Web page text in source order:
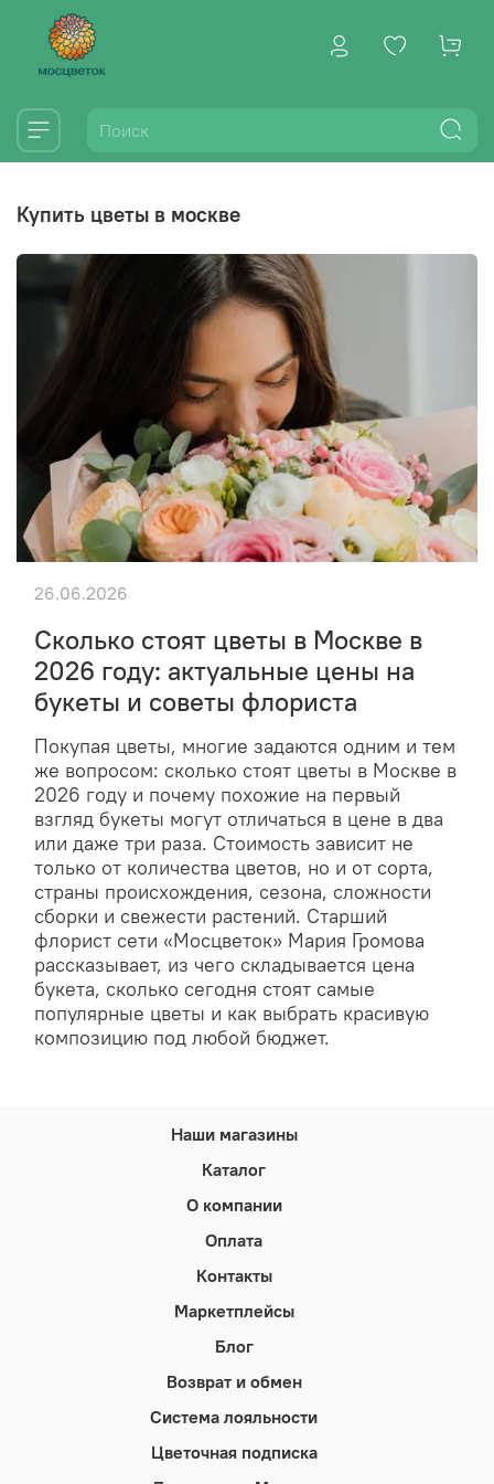
купить цветы в москве
Сколько стоят цветы в Москве в
2026 году: актуальные цены на
букеты и советы флориста
Покупая цветы, многие задаются одним и тем
же вопросом: сколько стоят цветы в Москве в
2026 году и почему похожие на первый
взгляд букеты могут отличаться в цене в два
или даже три раза. Стоимость зависит не
только от количества цветов, но и от сорта,
страны происхождения, сезона, сложности
сборки и свежести растений. Старший
флорист сети «Мосцветок» Мария Громова
рассказывает, из чего складывается цена
букета, сколько сегодня стоят самые
популярные цветы и как выбрать красивую
композицию под любой бюджет.
26.06.2026
Наши магазины
Каталог
О компании
Оплата
Контакты
Маркетплейсы
Блог
Возврат и обмен
Система лояльности
Цветочная подписка